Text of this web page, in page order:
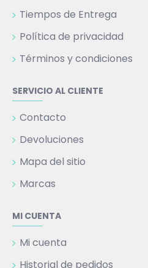
Tiempos de Entrega
Política de privacidad
Términos y condiciones
SERVICIO AL CLIENTE
Contacto
Devoluciones
Mapa del sitio
Marcas
MI CUENTA
Mi cuenta
Historial de pedidos